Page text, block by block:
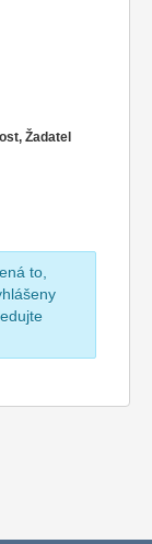
Žadatel
to,